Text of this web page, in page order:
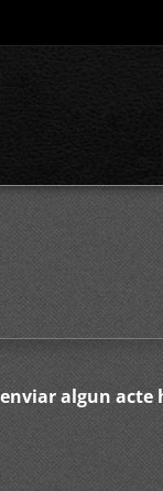
algun acte